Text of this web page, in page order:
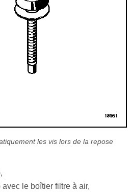
les vis lors de la repose
avec le boîtier filtre à air,